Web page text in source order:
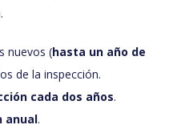
nuevos (hasta un año de
de la inspección.
cada dos años.
anual.